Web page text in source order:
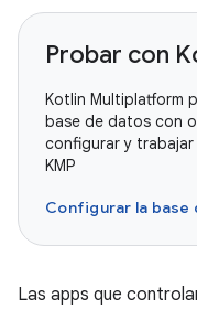
Probar con
Kotlin Multiplatform
base de datos con
configurar y
KMP
Configurar la base
Las apps que